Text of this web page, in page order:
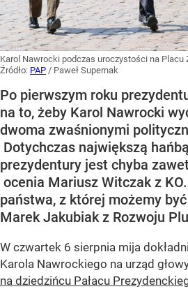
Karol Nawrocki podczas uroczystości na
Źródło: PAP / Paweł Supernak
Po pierwszym roku
na to, żeby Karol Nawrocki
dwoma zwaśnionymi
Dotychczas największą
prezydentury jest chyba
ocenia Mariusz Witczak z
państwa, z której możemy
Marek Jakubiak z Rozwoju
W czwartek 6 sierpnia mija
Karola Nawrockiego na urząd
na dziedzińcu Pałacu